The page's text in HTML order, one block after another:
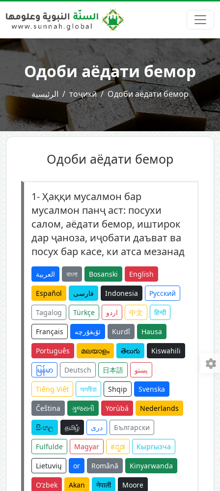
Одоби аёдати бемор
الرئيسية тоҷикӣ Одоби аёдати бемор
Одоби аёдати бемор
1-Ҳаққи мусалмон бар
мусалмон панҷ аст: посухи
салом, аёдати бемор, иштирок
дар ҷаноза, иҷобати даъват ва
посух бар касе, ки атса мезанад
العربية বাংলা Bosanski English
Español فارسی Indonesia Русский
Tagalog Türkçe اردو 中文 हिन्दी
Français ئۇيغۇرچە Kurdî Hausa
Português മലയാളം తెలుగు Kiswahili
မြန်မာ Deutsch 日本語 پښتو
Tiếng Việt অসমীয়া Shqip Svenska
Čeština ગુજરાતી Yorùbá Nederlands
සිංහල தமிழ் دری Български
Fulfulde Magyar ಕನ್ನಡ Кыргызча
Lietuvių or Română Kinyarwanda
O‘zbek Akan नेपाली Moore